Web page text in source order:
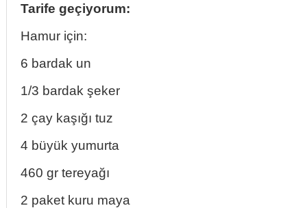
Tarife geçiyorum:
Hamur için:
6 bardak un
1/3 bardak şeker
2 çay kaşığı tuz
4 büyük yumurta
460 gr tereyağı
2 paket kuru maya